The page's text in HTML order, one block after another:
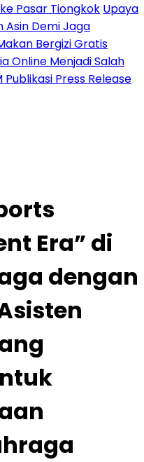
Pasar Tiongkok Upaya
Asin Demi Jaga
Bergizi Gratis
Online Menjadi Salah
Press Release
Era” di
dengan